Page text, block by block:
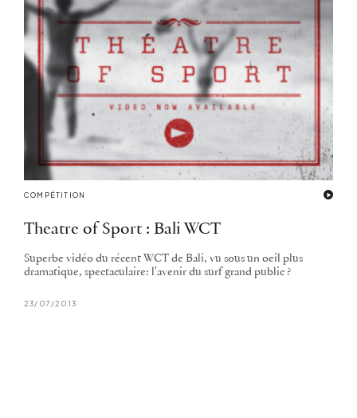
COMPÉTITION
Theatre of Sport : Bali WCT
Superbe vidéo du récent WCT de Bali, vu sous un oeil plus
dramatique, spectaculaire: l'avenir du surf grand public ?
23/07/2013